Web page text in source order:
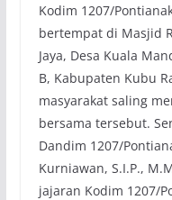
Kodim 1207/
bertempat di Masjid
Jaya, Desa Kuala
B, Kabupaten Kubu
masyarakat saling
bersama tersebut.
Dandim 1207/
Kurniawan, S.I.P.,
jajaran Kodim 1207/